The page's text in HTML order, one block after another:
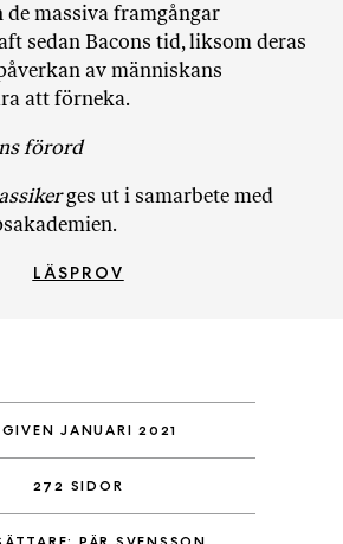
de massiva framgångar
sedan Bacons tid, liksom deras
av människans
att förneka.
förord
ges ut i samarbete med
LÄSPROV
JANUARI 2021
272 SIDOR